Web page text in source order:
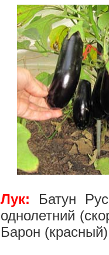
Лук: Батун
однолетний
Барон